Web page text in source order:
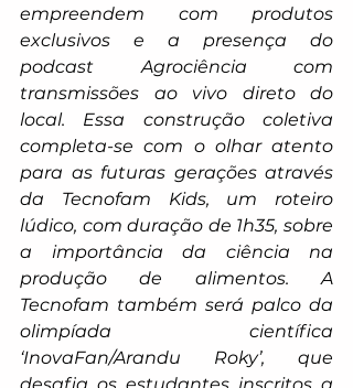
empreendem com produtos
exclusivos e a presença do
podcast Agrociência com
transmissões ao vivo direto do
local. Essa construção coletiva
completa-se com o olhar atento
para as futuras gerações através
da Tecnofam Kids, um roteiro
lúdico, com duração de 1h35, sobre
a importância da ciência na
produção de alimentos. A
Tecnofam também será palco da
olimpíada científica
‘InovaFan/Arandu Roky’, que